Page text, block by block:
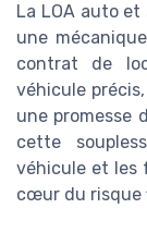
La LOA auto
une
contrat de
véhicule
une promesse
cette
véhicule et les
cœur du risque